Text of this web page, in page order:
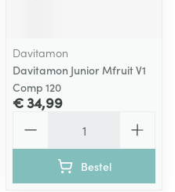
Davitamon
Davitamon Junior Mfruit V1
Comp 120
€ 34,99
Bestel